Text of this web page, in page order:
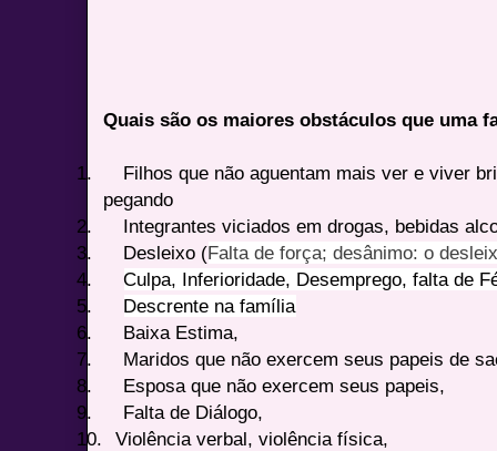
Quais são os maiores obstáculos que uma
1.
Filhos que não aguentam mais ver e viver
pegando
2.
Integrantes viciados em drogas, bebidas
3.
Desleixo (Falta de força; desânimo: o
4.
Culpa, Inferioridade, Desemprego, falta de
5.
Descrente na família
6.
Baixa Estima,
7.
Maridos que não exercem seus papeis de
8.
Esposa que não exercem seus papeis,
9.
Falta de Diálogo,
10.
Violência verbal, violência física,